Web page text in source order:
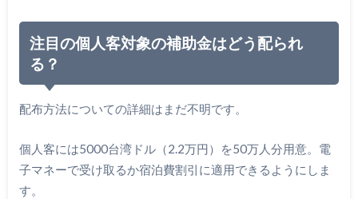
注目の個人客対象の補助金はどう配られ
る？
配布方法についての詳細はまだ不明です。
個人客には5000台湾ドル（2.2万円）を50万人分用意。電
子マネーで受け取るか宿泊費割引に適用できるようにしま
す。